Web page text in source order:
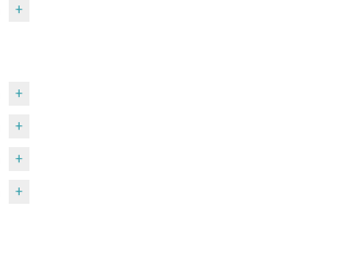
+
+
+
+
+